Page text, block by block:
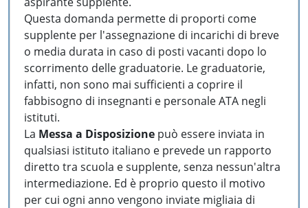
Questa domanda permette di proporti come
supplente per l'assegnazione di incarichi di breve
o media durata in caso di posti vacanti dopo lo
scorrimento delle graduatorie. Le graduatorie,
infatti, non sono mai sufficienti a coprire il
fabbisogno di insegnanti e personale ATA negli
istituti.
La Messa a Disposizione può essere inviata in
qualsiasi istituto italiano e prevede un rapporto
diretto tra scuola e supplente, senza nessun'altra
intermediazione. Ed è proprio questo il motivo
per cui ogni anno vengono inviate migliaia di